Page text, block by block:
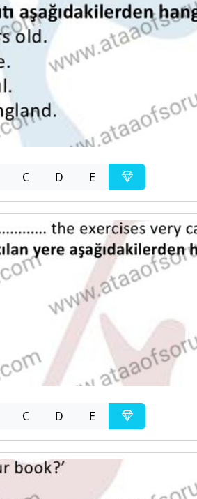
C D E
C D E